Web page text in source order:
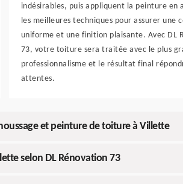
indésirables, puis appliquent la peinture en
les meilleures techniques pour assurer une
uniforme et une finition plaisante. Avec DL
73, votre toiture sera traitée avec le plus
professionnalisme et le résultat final
attentes.
et peinture de toiture à Villette
selon DL Rénovation 73